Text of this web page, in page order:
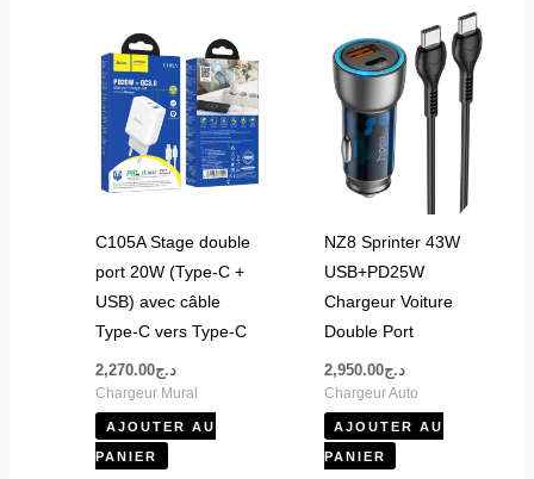
C105A Stage double
port 20W (Type-C +
USB) avec câble
Type-C vers Type-C
د.ج2,270.00
Chargeur Mural
AJOUTER AU
PANIER
NZ8 Sprinter 43W
USB+PD25W
Chargeur Voiture
Double Port
د.ج2,950.00
Chargeur Auto
AJOUTER AU
PANIER